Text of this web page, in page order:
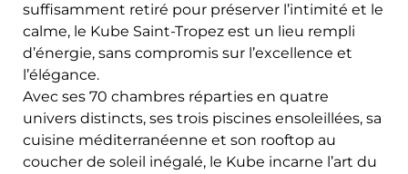
suffisamment retiré pour préserver l’intimité et le
calme, le Kube Saint-Tropez est un lieu rempli
d’énergie, sans compromis sur l’excellence et
l’élégance.
Avec ses 70 chambres réparties en quatre
univers distincts, ses trois piscines ensoleillées, sa
cuisine méditerranéenne et son rooftop au
coucher de soleil inégalé, le Kube incarne l’art du